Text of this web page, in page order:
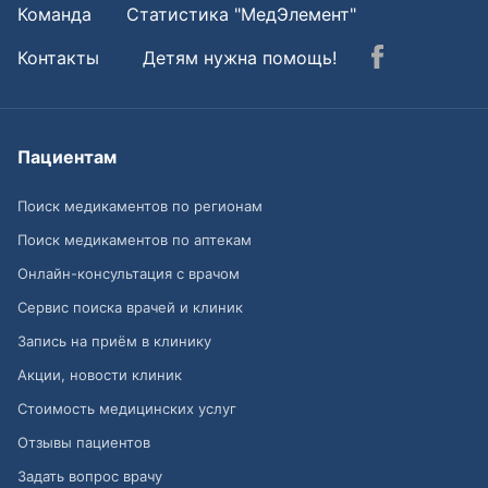
Команда
Статистика "МедЭлемент"
Контакты
Детям нужна помощь!
Пациентам
Поиск медикаментов по регионам
Поиск медикаментов по аптекам
Онлайн-консультация с врачом
Сервис поиска врачей и клиник
Запись на приём в клинику
Акции, новости клиник
Стоимость медицинских услуг
Отзывы пациентов
Задать вопрос врачу